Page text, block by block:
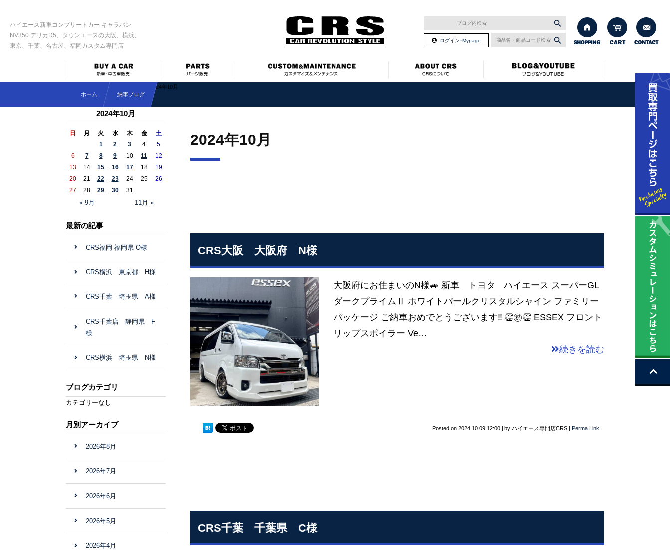
ハイエース新車コンプリートカー キャラバン
NV350 デリカD5、タウンエースの大阪、横浜、
東京、千葉、名古屋、福岡カスタム専門店
ログイン･Mypage
ホーム 納車ブログ
2024年10月
2024年10月
CRS大阪 大阪府 N様
大阪府にお住まいのN様🚙 新車 トヨタ ハイエース スーパーGL
ダークプライムⅡ ホワイトパールクリスタルシャイン ファミリー
パッケージ ご納車おめでとうございます‼ 👏㊗👏 ESSEX フロント
リップスポイラー Ve…
続きを読む
Posted on 2024.10.09 12:00 | by ハイエース専門店CRS | Perma Link
CRS千葉 千葉県 C様
2024年10月
日 月 火 水 木 金 土
« 9月 11月 »
1 2 3 4
5
6
7 8 9 10 11
12
13
14 15 16 17 18
19
20
21 22 23 24 25
26
27
28 29 30 31
最新の記事
CRS福岡 福岡県 O様
CRS横浜 東京都 H様
CRS千葉 埼玉県 A様
CRS千葉店 静岡県 F
様
CRS横浜 埼玉県 N様
ブログカテゴリ
カテゴリーなし
月別アーカイブ
2026年8月
2026年7月
2026年6月
2026年5月
2026年4月